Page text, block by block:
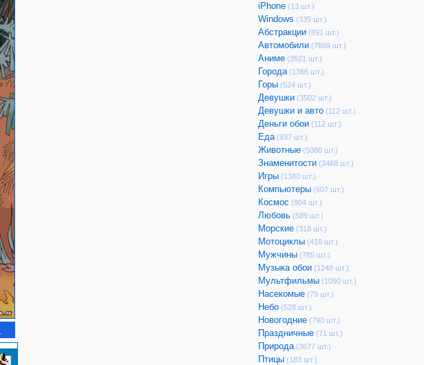
iPhone (13 шт.)
Windows (335 шт.)
Абстракции (891 шт.)
Автомобили (7869 шт.)
Аниме (3521 шт.)
Города (1366 шт.)
Горы (524 шт.)
Девушки (3502 шт.)
Девушки и авто (112 шт.)
Деньги обои (112 шт.)
Еда (937 шт.)
Животные (5086 шт.)
Знаменитости (3468 шт.)
Игры (1380 шт.)
Компьютеры (607 шт.)
Космос (804 шт.)
Любовь (589 шт.)
Морские (318 шт.)
Мотоциклы (416 шт.)
Мужчины (785 шт.)
Музыка обои (1248 шт.)
Мультфильмы (1090 шт.)
Насекомые (79 шт.)
Небо (528 шт.)
Новогодние (790 шт.)
Праздничные (71 шт.)
Природа (3677 шт.)
Птицы (183 шт.)